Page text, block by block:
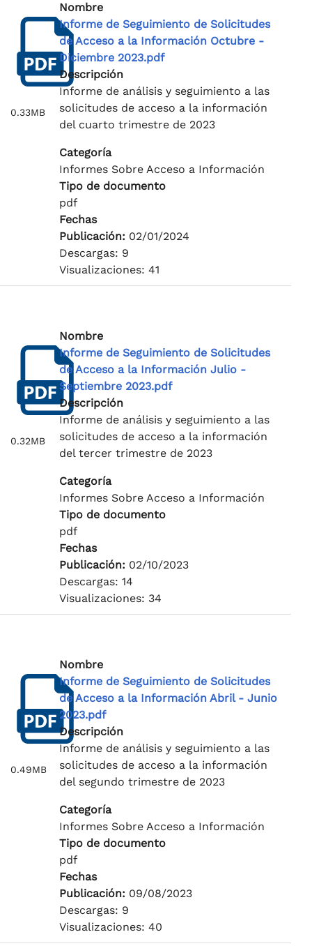
0.33MB
Nombre
Informe de Seguimiento de Solicitudes
de Acceso a la Información Octubre -
Diciembre 2023.pdf
Descripción
Informe de análisis y seguimiento a las
solicitudes de acceso a la información
del cuarto trimestre de 2023
Categoría
Informes Sobre Acceso a Información
Tipo de documento
pdf
Fechas
Publicación: 02/01/2024
Descargas: 9
Visualizaciones: 41
0.32MB
Nombre
Informe de Seguimiento de Solicitudes
de Acceso a la Información Julio -
Septiembre 2023.pdf
Descripción
Informe de análisis y seguimiento a las
solicitudes de acceso a la información
del tercer trimestre de 2023
Categoría
Informes Sobre Acceso a Información
Tipo de documento
pdf
Fechas
Publicación: 02/10/2023
Descargas: 14
Visualizaciones: 34
0.49MB
Nombre
Informe de Seguimiento de Solicitudes
de Acceso a la Información Abril - Junio
2023.pdf
Descripción
Informe de análisis y seguimiento a las
solicitudes de acceso a la información
del segundo trimestre de 2023
Categoría
Informes Sobre Acceso a Información
Tipo de documento
pdf
Fechas
Publicación: 09/08/2023
Descargas: 9
Visualizaciones: 40